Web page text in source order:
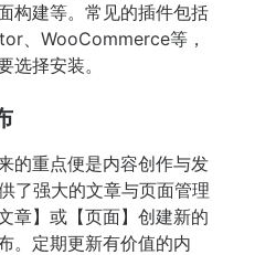
构建等。常见的插件包括
、WooCommerce等，
选择安装。
的重点便是内容创作与发
了强大的文章与页面管理
章】或【页面】创建新的
。定期更新有价值的内